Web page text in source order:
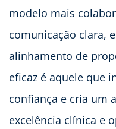
modelo mais
comunicação clara,
alinhamento de
eficaz é aquele que
confiança e cria um
excelência clínica e